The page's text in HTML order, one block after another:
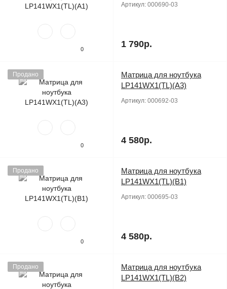
0
Артикул: 000690-03
1 790р.
Продано
0
Матрица для ноутбука
LP141WX1(TL)(A3)
Артикул: 000692-03
4 580р.
Продано
0
Матрица для ноутбука
LP141WX1(TL)(B1)
Артикул: 000695-03
4 580р.
Продано
Матрица для ноутбука
LP141WX1(TL)(B2)